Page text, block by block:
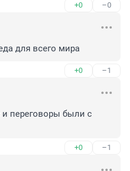
+0 –0
для всего мира
+0 –1
и переговоры были с
+0 –1